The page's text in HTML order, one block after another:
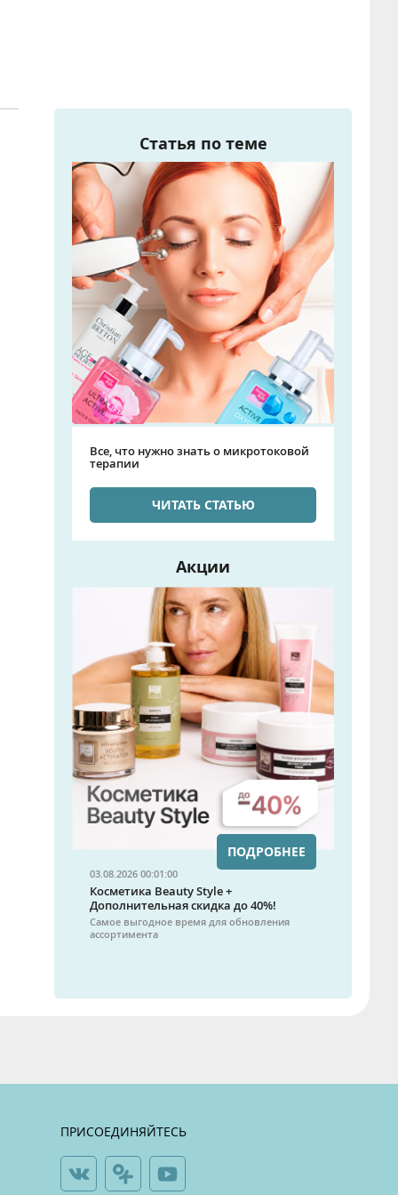
Статья по теме
Все, что нужно знать о микротоковой
терапии
ЧИТАТЬ СТАТЬЮ
Акции
03.08.2026 00:01:00
Косметика Beauty Style +
Дополнительная скидка до 40%!
Самое выгодное время для обновления
ассортимента
ПОДРОБНЕЕ
ПРИСОЕДИНЯЙТЕСЬ